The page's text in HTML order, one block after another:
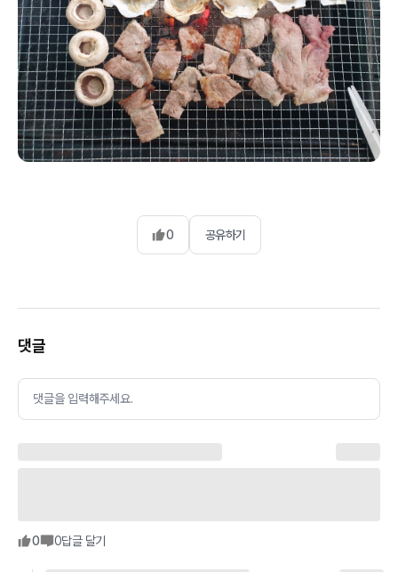
0 공유하기
댓글
댓글을 입력해주세요.
0 0답글 달기